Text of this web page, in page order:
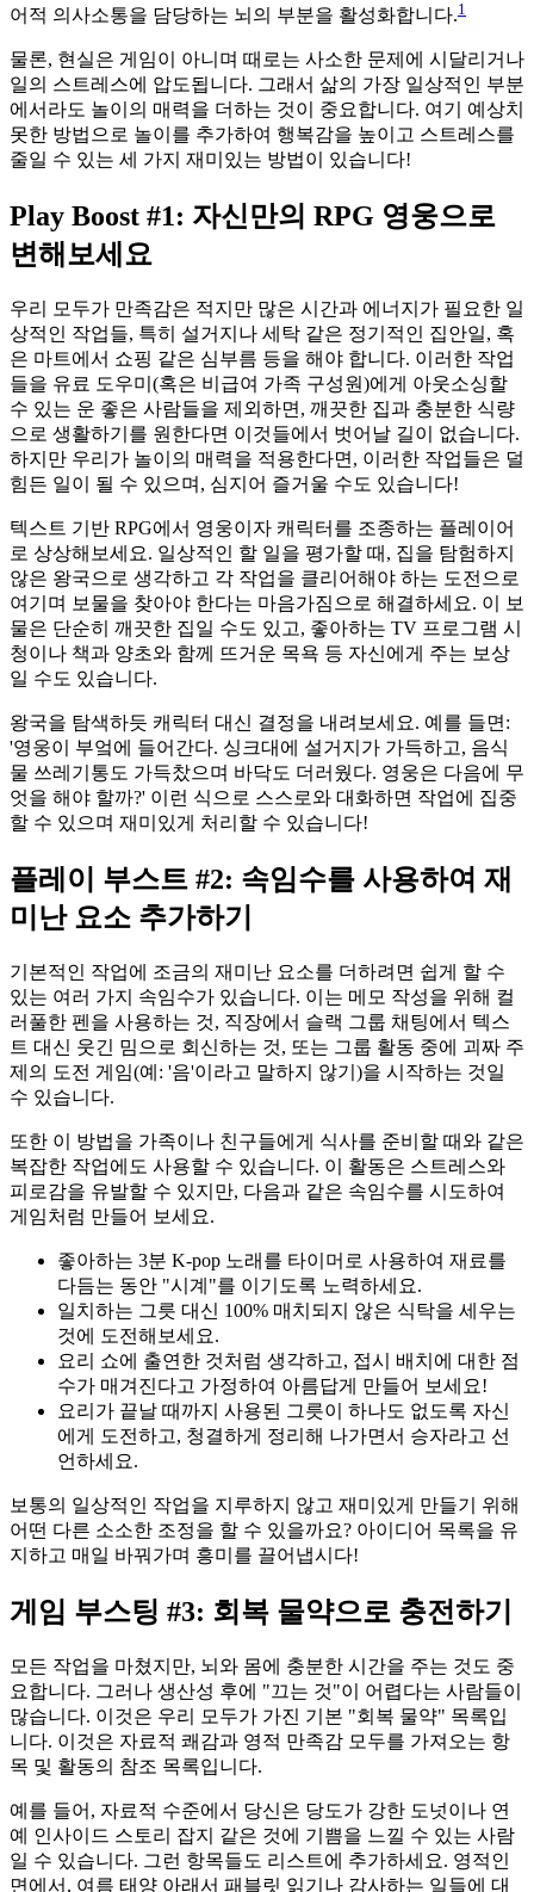
어적 의사소통을 담당하는 뇌의 부분을 활성화합니다.1
물론, 현실은 게임이 아니며 때로는 사소한 문제에 시달리거나
일의 스트레스에 압도됩니다. 그래서 삶의 가장 일상적인 부분
에서라도 놀이의 매력을 더하는 것이 중요합니다. 여기 예상치
못한 방법으로 놀이를 추가하여 행복감을 높이고 스트레스를
줄일 수 있는 세 가지 재미있는 방법이 있습니다!
Play Boost #1: 자신만의 RPG 영웅으로
변해보세요
우리 모두가 만족감은 적지만 많은 시간과 에너지가 필요한 일
상적인 작업들, 특히 설거지나 세탁 같은 정기적인 집안일, 혹
은 마트에서 쇼핑 같은 심부름 등을 해야 합니다. 이러한 작업
들을 유료 도우미(혹은 비급여 가족 구성원)에게 아웃소싱할
수 있는 운 좋은 사람들을 제외하면, 깨끗한 집과 충분한 식량
으로 생활하기를 원한다면 이것들에서 벗어날 길이 없습니다.
하지만 우리가 놀이의 매력을 적용한다면, 이러한 작업들은 덜
힘든 일이 될 수 있으며, 심지어 즐거울 수도 있습니다!
텍스트 기반 RPG에서 영웅이자 캐릭터를 조종하는 플레이어
로 상상해보세요. 일상적인 할 일을 평가할 때, 집을 탐험하지
않은 왕국으로 생각하고 각 작업을 클리어해야 하는 도전으로
여기며 보물을 찾아야 한다는 마음가짐으로 해결하세요. 이 보
물은 단순히 깨끗한 집일 수도 있고, 좋아하는 TV 프로그램 시
청이나 책과 양초와 함께 뜨거운 목욕 등 자신에게 주는 보상
일 수도 있습니다.
왕국을 탐색하듯 캐릭터 대신 결정을 내려보세요. 예를 들면:
'영웅이 부엌에 들어간다. 싱크대에 설거지가 가득하고, 음식
물 쓰레기통도 가득찼으며 바닥도 더러웠다. 영웅은 다음에 무
엇을 해야 할까?' 이런 식으로 스스로와 대화하면 작업에 집중
할 수 있으며 재미있게 처리할 수 있습니다!
플레이 부스트 #2: 속임수를 사용하여 재
미난 요소 추가하기
기본적인 작업에 조금의 재미난 요소를 더하려면 쉽게 할 수
있는 여러 가지 속임수가 있습니다. 이는 메모 작성을 위해 컬
러풀한 펜을 사용하는 것, 직장에서 슬랙 그룹 채팅에서 텍스
트 대신 웃긴 밈으로 회신하는 것, 또는 그룹 활동 중에 괴짜 주
제의 도전 게임(예: '음'이라고 말하지 않기)을 시작하는 것일
수 있습니다.
또한 이 방법을 가족이나 친구들에게 식사를 준비할 때와 같은
복잡한 작업에도 사용할 수 있습니다. 이 활동은 스트레스와
피로감을 유발할 수 있지만, 다음과 같은 속임수를 시도하여
게임처럼 만들어 보세요.
좋아하는 3분 K-pop 노래를 타이머로 사용하여 재료를
다듬는 동안 "시계"를 이기도록 노력하세요.
일치하는 그릇 대신 100% 매치되지 않은 식탁을 세우는
것에 도전해보세요.
요리 쇼에 출연한 것처럼 생각하고, 접시 배치에 대한 점
수가 매겨진다고 가정하여 아름답게 만들어 보세요!
요리가 끝날 때까지 사용된 그릇이 하나도 없도록 자신
에게 도전하고, 청결하게 정리해 나가면서 승자라고 선
언하세요.
보통의 일상적인 작업을 지루하지 않고 재미있게 만들기 위해
어떤 다른 소소한 조정을 할 수 있을까요? 아이디어 목록을 유
지하고 매일 바꿔가며 흥미를 끌어냅시다!
게임 부스팅 #3: 회복 물약으로 충전하기
모든 작업을 마쳤지만, 뇌와 몸에 충분한 시간을 주는 것도 중
요합니다. 그러나 생산성 후에 "끄는 것"이 어렵다는 사람들이
많습니다. 이것은 우리 모두가 가진 기본 "회복 물약" 목록입
니다. 이것은 자료적 쾌감과 영적 만족감 모두를 가져오는 항
목 및 활동의 참조 목록입니다.
예를 들어, 자료적 수준에서 당신은 당도가 강한 도넛이나 연
예 인사이드 스토리 잡지 같은 것에 기쁨을 느낄 수 있는 사람
일 수 있습니다. 그런 항목들도 리스트에 추가하세요. 영적인
면에서, 여름 태양 아래서 패블릿 읽기나 감사하는 일들에 대